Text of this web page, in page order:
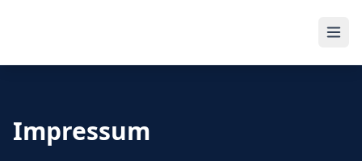
Impressum